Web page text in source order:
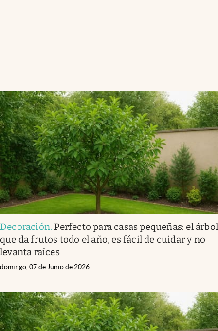
Decoración. Perfecto para casas pequeñas: el árbol
que da frutos todo el año, es fácil de cuidar y no
levanta raíces
domingo, 07 de Junio de 2026